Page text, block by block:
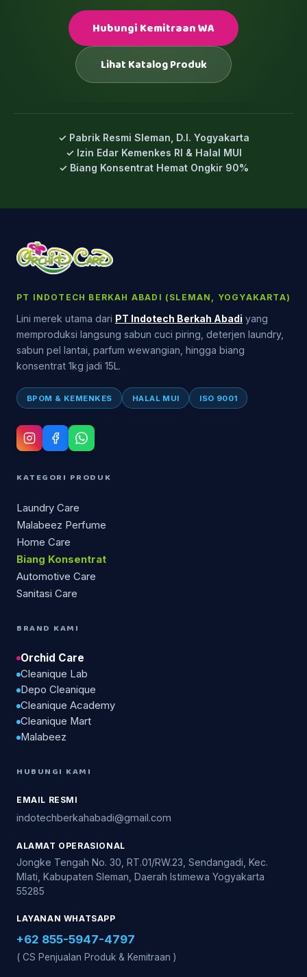
Hubungi Kemitraan WA
Lihat Katalog Produk
✓ Pabrik Resmi Sleman, D.I. Yogyakarta
✓ Izin Edar Kemenkes RI & Halal MUI
✓ Biang Konsentrat Hemat Ongkir 90%
PT INDOTECH BERKAH ABADI (SLEMAN, YOGYAKARTA)
Lini merek utama dari PT Indotech Berkah Abadi yang
memproduksi langsung sabun cuci piring, deterjen laundry,
sabun pel lantai, parfum wewangian, hingga biang
konsentrat 1kg jadi 15L.
BPOM & KEMENKES HALAL MUI ISO 9001
KATEGORI PRODUK
Laundry Care
Malabeez Perfume
Home Care
Biang Konsentrat
Automotive Care
Sanitasi Care
BRAND KAMI
Orchid Care
Cleanique Lab
Depo Cleanique
Cleanique Academy
Cleanique Mart
Malabeez
HUBUNGI KAMI
EMAIL RESMI
indotechberkahabadi@gmail.com
ALAMAT OPERASIONAL
Jongke Tengah No. 30, RT.01/RW.23, Sendangadi, Kec.
Mlati, Kabupaten Sleman, Daerah Istimewa Yogyakarta
55285
LAYANAN WHATSAPP
+62 855-5947-4797
( CS Penjualan Produk & Kemitraan )